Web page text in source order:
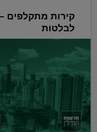
קירות מתקלפים
לבלטות